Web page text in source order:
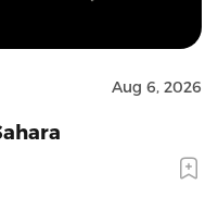
Aug 6, 2026